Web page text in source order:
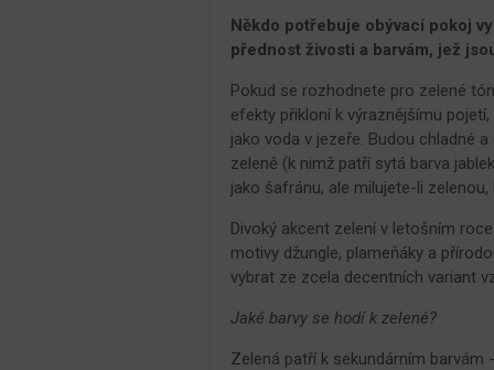
Facebook
(Opens
in
new
Pinterest
(Opens
in
new
share
on
Instagram
new
window)
link
to
a
friend
in
new
window)
Někdo potřebuje obývací pokoj
přednost živosti a barvám, jež
Pokud se rozhodnete pro zelené
efekty přikloní k výraznějšímu
jako voda v jezeře. Budou chladné
zeleně (k nimž patří sytá barva
jako šafránu, ale milujete-li
Divoký akcent zelení v letošním
motivy džungle, plameňáky a
vybrat ze zcela decentních variant
Jaké barvy se hodí k zelené?
Zelená patří k sekundárním